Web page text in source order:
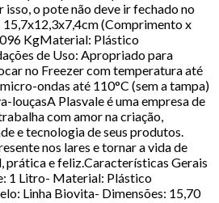
isso, o pote não deve ir fechado no
(Comprimento x
KgMaterial: Plástico
de Uso: Apropriado para
no Freezer com temperatura até
ondas até 110°C (sem a tampa)
louçasA Plasvale é uma empresa de
com amor na criação,
e tecnologia de seus produtos.
nos lares e tornar a vida de
prática e feliz.Características Gerais
1 Litro- Material: Plástico
Linha Biovita- Dimensões: 15,70